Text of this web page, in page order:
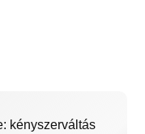
kényszerváltás